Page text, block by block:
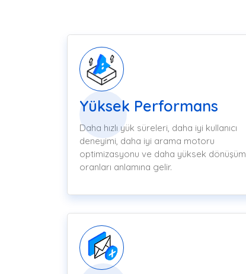
Yüksek Performans
Daha hızlı yük süreleri, daha iyi kullanıcı
deneyimi, daha iyi arama motoru
optimizasyonu ve daha yüksek dönüşüm
oranları anlamına gelir.